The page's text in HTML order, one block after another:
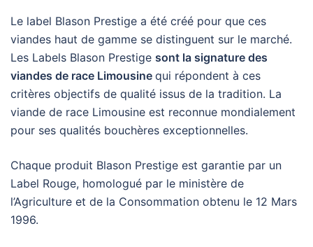
Le label Blason Prestige a été créé pour que ces
viandes haut de gamme se distinguent sur le marché.
Les Labels Blason Prestige sont la signature des
viandes de race Limousine qui répondent à ces
critères objectifs de qualité issus de la tradition. La
viande de race Limousine est reconnue mondialement
pour ses qualités bouchères exceptionnelles.
Chaque produit Blason Prestige est garantie par un
Label Rouge, homologué par le ministère de
l’Agriculture et de la Consommation obtenu le 12 Mars
1996.